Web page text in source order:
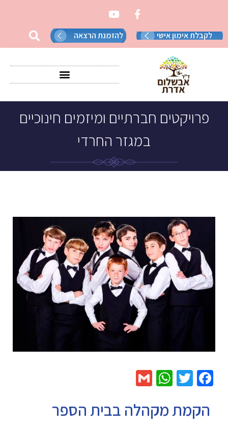
לקבלת אימון אישי להזמנת הרצאה
פרויקטים חברתיים ומיזמים חינוכיים
במגזר החרדי
Facebook
Twitter
WhatsApp
הקמת מקהלה בבית הספר